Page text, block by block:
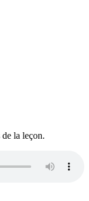
la leçon.